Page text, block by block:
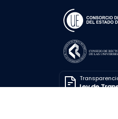
Ley de